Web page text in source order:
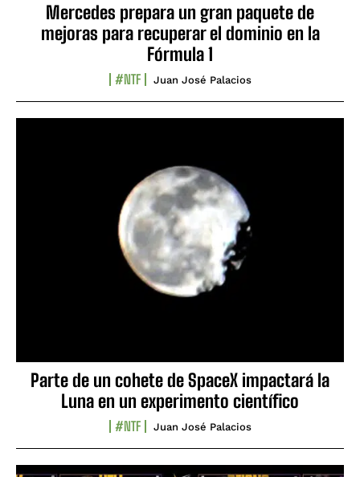
Mercedes prepara un gran paquete de
mejoras para recuperar el dominio en la
Fórmula 1
#NTF Juan José Palacios
Parte de un cohete de SpaceX impactará la
Luna en un experimento científico
#NTF Juan José Palacios